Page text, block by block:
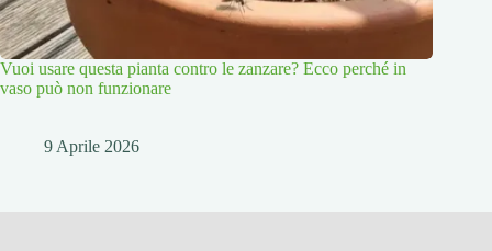
Vuoi usare questa pianta contro le zanzare? Ecco perché in
vaso può non funzionare
9 Aprile 2026